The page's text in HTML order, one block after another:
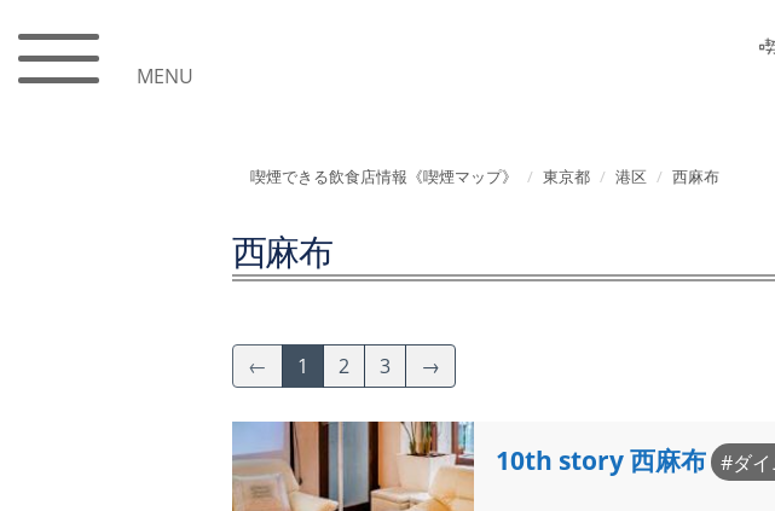
MENU
喫煙できる飲食店情報《喫煙マップ》 東京都 港区 西麻布
西麻布
← 1 2 3 →
10th story 西麻布 ダ